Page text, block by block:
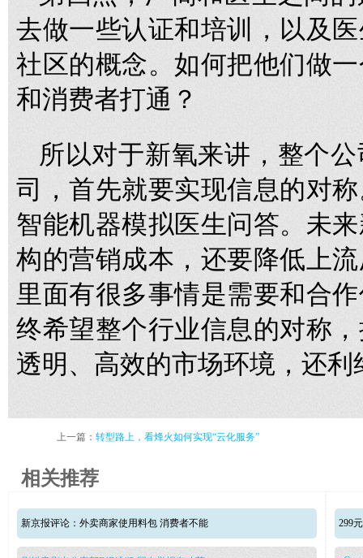
去做一些认证和培训，以及
社区的概念。如何把他们做
和消费者打通？
所以对于新氧来讲，整个
司，首先就要实现信息的对
智能机器模拟医生问答。未
构的营销成本，还要降低上
里面有很多事情是需要和合
终希望整个行业信息的对称
透明、高效的市场环境，还利
上一篇： 转型路上，看烽火如何实现“云化服务”
相关推荐
新京报评论：外卖商家使用料包 消费者不能 299